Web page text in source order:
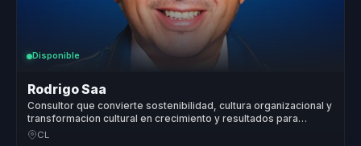
Disponible
Rodrigo Saa
Consultor que convierte sostenibilidad, cultura organizacional y
transformacion cultural en crecimiento y resultados para
empresas.
CL